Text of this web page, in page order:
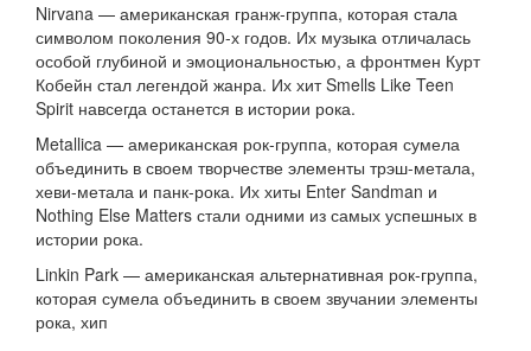
Nirvana — американская гранж-группа, которая стала
символом поколения 90-х годов. Их музыка отличалась
особой глубиной и эмоциональностью, а фронтмен Курт
Кобейн стал легендой жанра. Их хит Smells Like Teen
Spirit навсегда останется в истории рока.
Metallica — американская рок-группа, которая сумела
объединить в своем творчестве элементы трэш-метала,
хеви-метала и панк-рока. Их хиты Enter Sandman и
Nothing Else Matters стали одними из самых успешных в
истории рока.
Linkin Park — американская альтернативная рок-группа,
которая сумела объединить в своем звучании элементы
рока, хип